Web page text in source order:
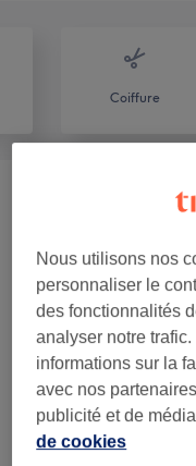
Coiffure
Beauté Des Pieds (7 )
Manucure Et Beauté
Pose De Faux Ongles
Divers (2)
Nous utilisons nos
personnaliser le
des fonctionnalités
analyser notre
informations sur la
avec nos
publicité et de
de cookies